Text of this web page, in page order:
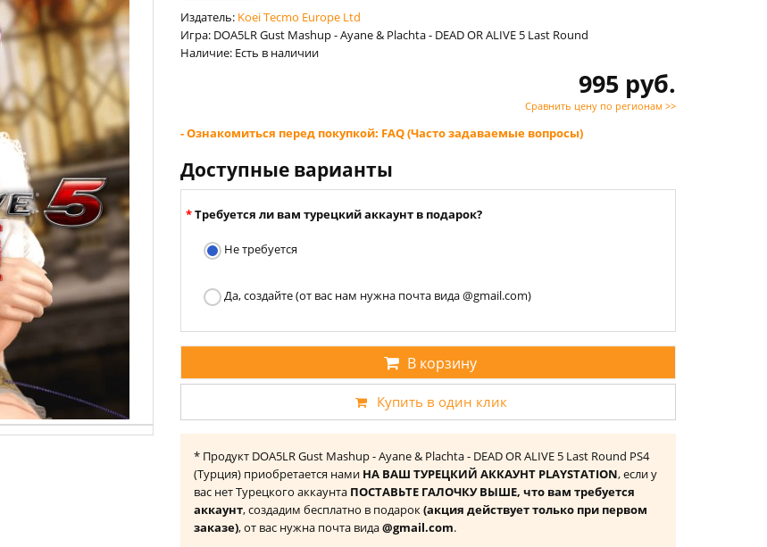
Издатель: Koei Tecmo Europe Ltd
Игра: DOA5LR Gust Mashup - Ayane & Plachta - DEAD OR ALIVE 5 Last Round
Наличие: Есть в наличии
995 руб.
Сравнить цену по регионам >>
- Ознакомиться перед покупкой: FAQ (Часто задаваемые вопросы)
Доступные варианты
Требуется ли вам турецкий аккаунт в подарок?
Не требуется
Да, создайте (от вас нам нужна почта вида @gmail.com)
В корзину
Купить в один клик
* Продукт DOA5LR Gust Mashup - Ayane & Plachta - DEAD OR ALIVE 5 Last Round PS4
(Турция) приобретается нами НА ВАШ ТУРЕЦКИЙ АККАУНТ PLAYSTATION, если у
вас нет Турецкого аккаунта ПОСТАВЬТЕ ГАЛОЧКУ ВЫШЕ, что вам требуется
аккаунт, создадим бесплатно в подарок(акция действует только при первом
заказе), от вас нужна почта вида@gmail.com.